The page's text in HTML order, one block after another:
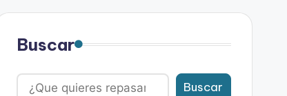
Buscar
Buscar